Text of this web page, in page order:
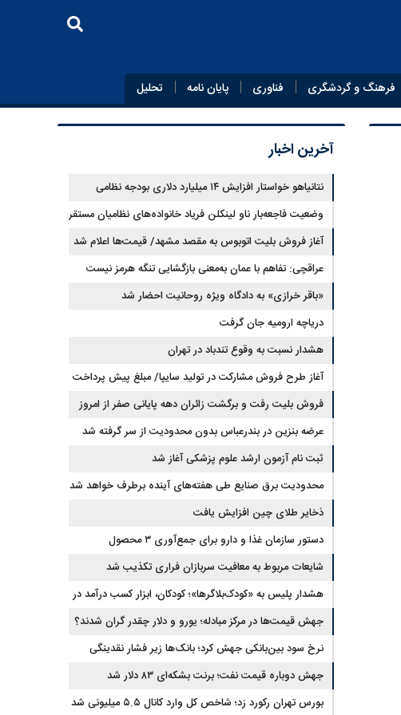
فرهنگ و گردشگری فناوری پایان‌ نامه تحلیل
آخرین اخبار
نتانیاهو خواستار افزایش ۱۴ میلیارد دلاری بودجه نظامی
اسرائیل شد
وضعیت فاجعه‌بار ناو لینکلن فریاد خانواده‌های نظامیان مستقر
در دریا را بلند کرد
آغاز فروش بلیت اتوبوس به مقصد مشهد/ قیمت‌ها اعلام شد
عراقچی: تفاهم با عمان به‌معنی بازگشایی تنگه هرمز نیست
«باقر خرازی» به دادگاه ویژه روحانیت احضار شد
دریاچه ارومیه جان گرفت
هشدار نسبت به وقوع تندباد در تهران
آغاز طرح فروش مشارکت در تولید سایپا/ مبلغ پیش پرداخت
اعلام شد
فروش بلیت رفت و برگشت زائران دهه پایانی صفر از امروز
آغاز شد
عرضه بنزین در بندرعباس بدون محدودیت از سر گرفته شد
ثبت نام آزمون ارشد علوم پزشکی آغاز شد
محدودیت‌ برق صنایع طی هفته‌های آینده برطرف خواهد شد
ذخایر طلای چین افزایش یافت
دستور سازمان غذا و دارو برای جمع‌آوری ۳ محصول
سلامت‌محور
شایعات مربوط به معافیت سربازان فراری تکذیب شد
هشدار پلیس به «کودک‌بلاگرها»؛ کودکان، ابزار کسب درآمد در
فضای مجازی نیستند
جهش قیمت‌ها در مرکز مبادله؛ یورو و دلار چقدر گران شدند؟
نرخ سود بین‌بانکی جهش کرد؛ بانک‌ها زیر فشار نقدینگی
جهش دوباره قیمت نفت؛ برنت بشکه‌ای ۸۳ دلار شد
بورس تهران رکورد زد؛ شاخص کل وارد کانال ۵.۵ میلیونی شد